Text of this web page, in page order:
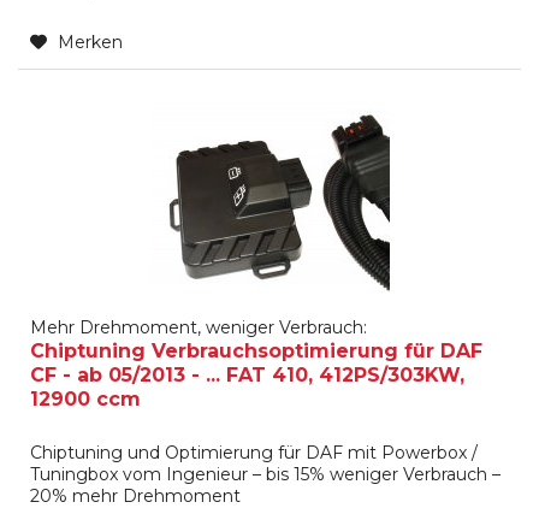
Merken
Mehr Drehmoment, weniger Verbrauch:
Chiptuning Verbrauchsoptimierung für DAF
CF - ab 05/2013 - ... FAT 410, 412PS/303KW,
12900 ccm
Chiptuning und Optimierung für DAF mit Powerbox /
Tuningbox vom Ingenieur – bis 15% weniger Verbrauch –
20% mehr Drehmoment